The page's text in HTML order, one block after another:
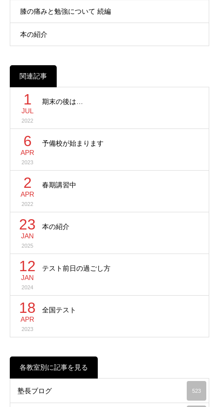
膝の痛みと勉強について 続編
本の紹介
関連記事
1
JUL
2022
期末の後は…
6
APR
2023
予備校が始まります
2
APR
2022
春期講習中
23
JAN
2025
本の紹介
12
JAN
2024
テスト前日の過ごし方
18
APR
2023
全国テスト
各教室別に記事を見る
塾長ブログ 523